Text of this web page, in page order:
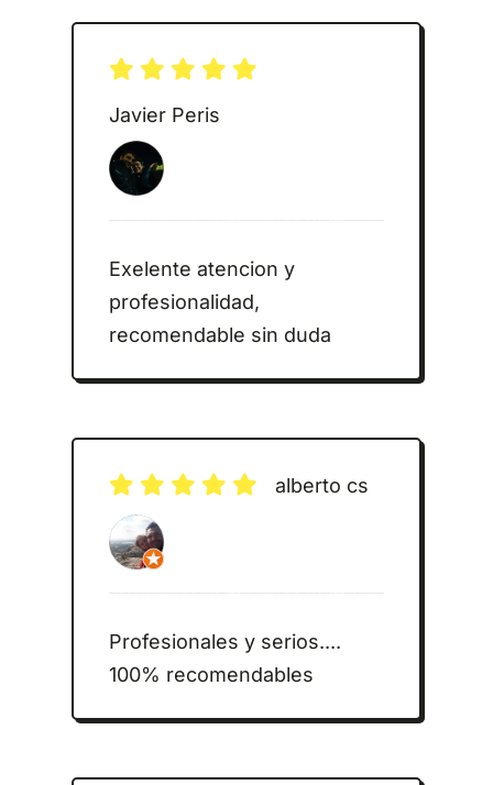
Javier Peris
Exelente atencion y
profesionalidad,
recomendable sin duda
alberto cs
Profesionales y serios....
100% recomendables